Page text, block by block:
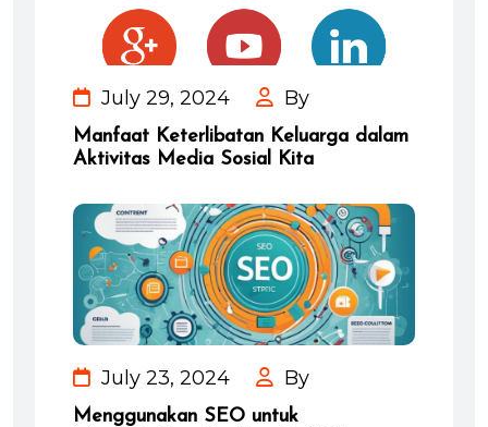
July 29, 2024 By
Manfaat Keterlibatan Keluarga dalam
Aktivitas Media Sosial Kita
July 23, 2024 By
Menggunakan SEO untuk